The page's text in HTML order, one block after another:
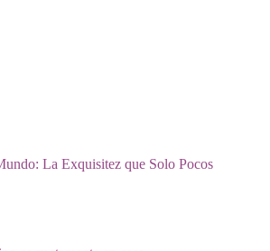
La Exquisitez que Solo Pocos